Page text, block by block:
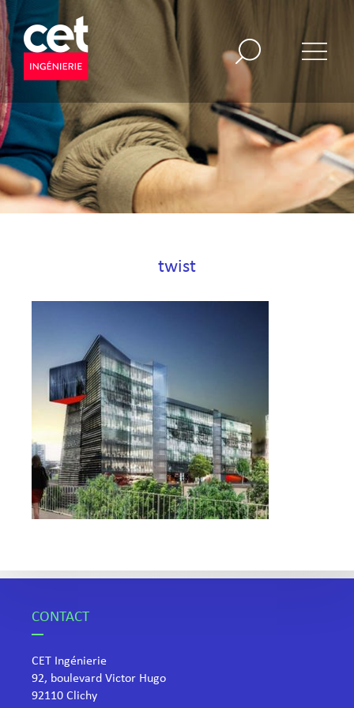
twist
CONTACT
CET Ingénierie
92, boulevard Victor Hugo
​92110 Clichy